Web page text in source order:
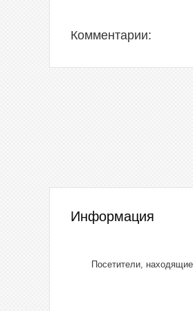
Комментарии:
Информация
Посетители,